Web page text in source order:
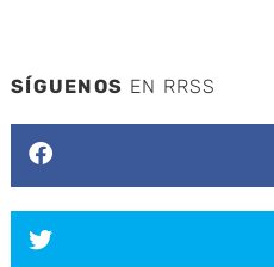
SÍGUENOS EN RRSS